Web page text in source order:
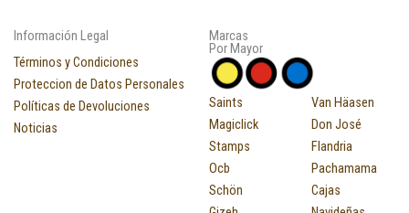
Información Legal
Términos y Condiciones
Proteccion de Datos Personales
Políticas de Devoluciones
Noticias
Marcas
Por Mayor
Saints
Magiclick
Stamps
Ocb
Schön
Van Häasen
Don José
Flandria
Pachamama
Cajas